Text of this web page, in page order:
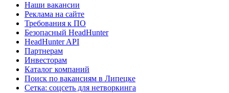
Наши вакансии
Реклама на сайте
Требования к ПО
Безопасный HeadHunter
HeadHunter API
Партнерам
Инвесторам
Каталог компаний
Поиск по вакансиям в Липецке
Сетка: соцсеть для нетворкинга